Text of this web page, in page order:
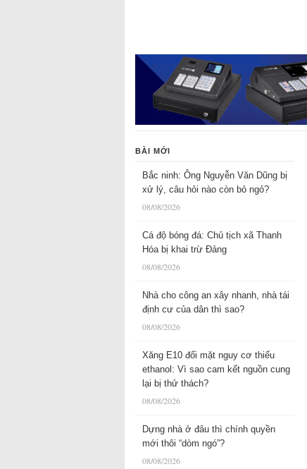
BÀI MỚI
Bắc ninh: Ông Nguyễn Văn Dũng bị
xử lý, câu hỏi nào còn bỏ ngỏ?
08/08/2026
Cá độ bóng đá: Chủ tịch xã Thanh
Hóa bị khai trừ Đảng
08/08/2026
Nhà cho công an xây nhanh, nhà tái
định cư của dân thì sao?
08/08/2026
Xăng E10 đối mặt nguy cơ thiếu
ethanol: Vì sao cam kết nguồn cung
lại bị thử thách?
08/08/2026
Dựng nhà ở đâu thì chính quyền
mới thôi “dòm ngó”?
08/08/2026